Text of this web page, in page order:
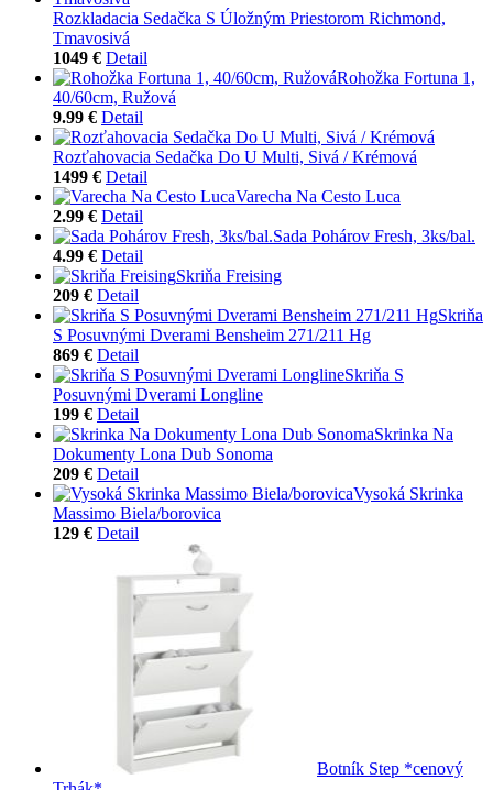
Rozkladacia Sedačka S Úložným Priestorom Richmond,
Tmavosivá
1049 € Detail
Rohožka Fortuna 1,
40/60cm, Ružová
9.99 € Detail
Rozťahovacia Sedačka Do U Multi, Sivá / Krémová
1499 € Detail
Varecha Na Cesto Luca
2.99 € Detail
Sada Pohárov Fresh, 3ks/bal.
4.99 € Detail
Skriňa Freising
209 € Detail
Skriňa
S Posuvnými Dverami Bensheim 271/211 Hg
869 € Detail
Skriňa S
Posuvnými Dverami Longline
199 € Detail
Skrinka Na
Dokumenty Lona Dub Sonoma
209 € Detail
Vysoká Skrinka
Massimo Biela/borovica
129 € Detail
Botník Step *cenový